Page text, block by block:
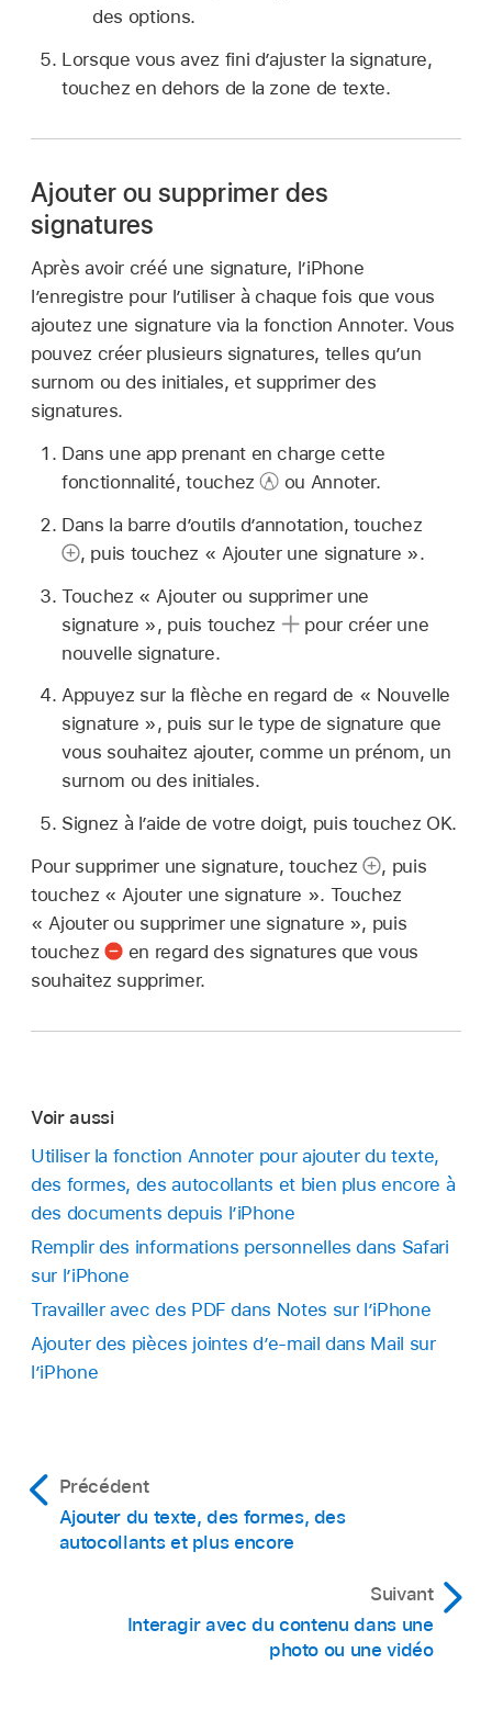
des options.
Lorsque vous avez fini d’ajuster la signature,
touchez en dehors de la zone de texte.
Ajouter ou supprimer des
signatures
Après avoir créé une signature, l’iPhone
l’enregistre pour l’utiliser à chaque fois que vous
ajoutez une signature via la fonction Annoter. Vous
pouvez créer plusieurs signatures, telles qu’un
surnom ou des initiales, et supprimer des
signatures.
Dans une app prenant en charge cette
fonctionnalité, touchez
ou Annoter.
Dans la barre d’outils d’annotation, touchez
, puis touchez « Ajouter une signature ».
Touchez « Ajouter ou supprimer une
signature », puis touchez
pour créer une
nouvelle signature.
Appuyez sur la flèche en regard de « Nouvelle
signature », puis sur le type de signature que
vous souhaitez ajouter, comme un prénom, un
surnom ou des initiales.
Signez à l’aide de votre doigt, puis touchez OK.
Pour supprimer une signature, touchez
, puis
touchez « Ajouter une signature ». Touchez
« Ajouter ou supprimer une signature », puis
touchez
en regard des signatures que vous
souhaitez supprimer.
Voir aussi
Utiliser la fonction Annoter pour ajouter du texte,
des formes, des autocollants et bien plus encore à
des documents depuis l’iPhone
Remplir des informations personnelles dans Safari
sur l’iPhone
Travailler avec des PDF dans Notes sur l’iPhone
Ajouter des pièces jointes d’e-mail dans Mail sur
l’iPhone
Précédent
Ajouter du texte, des formes, des
autocollants et plus encore
Suivant
Interagir avec du contenu dans une
photo ou une vidéo